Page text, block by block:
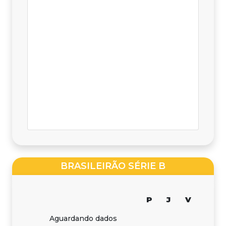
BRASILEIRÃO SÉRIE B
P J V
Aguardando dados